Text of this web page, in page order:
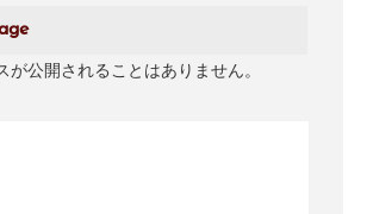
が公開されることはありません。